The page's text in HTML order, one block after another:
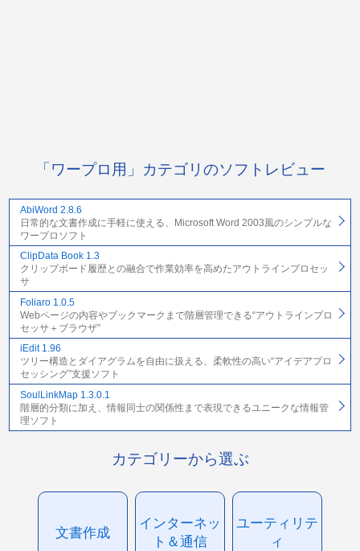
「ワープロ用」カテゴリのソフトレビュー
AbiWord 2.8.6
日常的な文書作成に手軽に使える、Microsoft Word 2003風のシンプルな
ワープロソフト
ClipData Book 1.3
クリップボード履歴との融合で作業効率を高めたアウトラインプロセッ
サ
Foliaro 1.0.5
Webページの内容やブックマークまで階層管理できる“アウトラインプロ
セッサ＋ブラウザ”
iEdit 1.96
ツリー構造とダイアグラムを自由に扱える、柔軟性の高い“アイデアプロ
セッシング”支援ソフト
SoulLinkMap 1.3.0.1
階層的分類に加え、情報同士の関係性まで表現できるユニークな情報管
理ソフト
カテゴリーから選ぶ
文書作成
インターネッ
ト＆通信
ユーティリテ
ィ